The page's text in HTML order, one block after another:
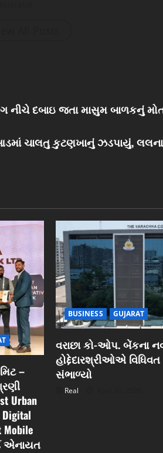
પગ નીચે દબાઇ જતા માસુમ બાળકનું
આડમાં ચાલતુ કુટણખાનું ઝડપાયું,
–
Urban
Digital
Mobile
એનાયત
BUSINESS GUJARAT
વરાછા કો-ઓપ. બેંકના
હોદ્દેદારશ્રીઓએ વિધિવત
સંભાળ્યો
Real